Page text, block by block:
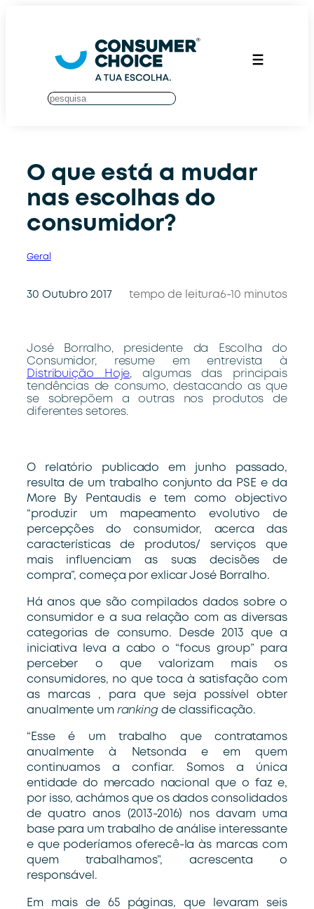
conteúdo
S
n
O que está a mudar
nas escolhas do
consumidor?
Geral
30 Outubro 2017 tempo de leitura6-10 minutos
José Borralho, presidente da Escolha do
Consumidor, resume em entrevista à
Distribuição Hoje, algumas das principais
tendências de consumo, destacando as que
se sobrepõem a outras nos produtos de
diferentes setores.
O relatório publicado em junho passado,
resulta de um trabalho conjunto da PSE e da
More By Pentaudis e tem como objectivo
“produzir um mapeamento evolutivo de
percepções do consumidor, acerca das
características de produtos/ serviços que
mais influenciam as suas decisões de
compra”, começa por exlicar José Borralho.
Há anos que são compilados dados sobre o
consumidor e a sua relação com as diversas
categorias de consumo. Desde 2013 que a
iniciativa leva a cabo o “focus group” para
perceber o que valorizam mais os
consumidores, no que toca à satisfação com
as marcas , para que seja possível obter
anualmente um rankingde classificação.
“Esse é um trabalho que contratamos
anualmente à Netsonda e em quem
continuamos a confiar. Somos a única
entidade do mercado nacional que o faz e,
por isso, achámos que os dados consolidados
de quatro anos (2013-2016) nos davam uma
base para um trabalho de análise interessante
e que poderíamos oferecê-la às marcas com
quem trabalhamos”, acrescenta o
responsável.
Em mais de 65 páginas, que levaram seis